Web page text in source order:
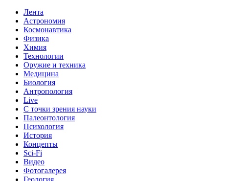
Лента
Астрономия
Космонавтика
Физика
Химия
Технологии
Оружие и техника
Медицина
Биология
Антропология
Live
С точки зрения науки
Палеонтология
Психология
История
Концепты
Sci-Fi
Видео
Фотогалерея
Геология